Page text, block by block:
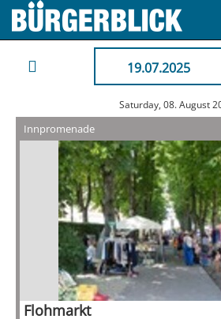
19.07.2025
Saturday, 08. August
Innpromenade
Flohmarkt